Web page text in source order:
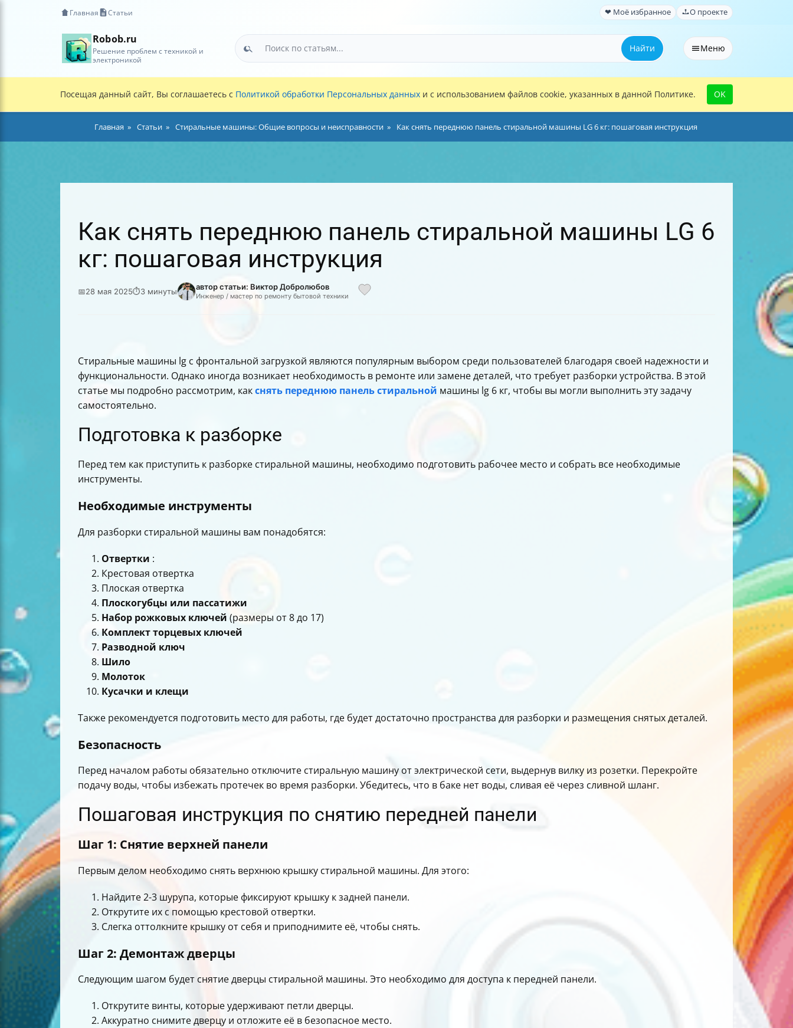
Главная Статьи ❤ Моё избранное О проекте
Robob.ru
Решение проблем с техникой и
электроникой
Найти Меню
Посещая данный сайт, Вы соглашаетесь с Политикой обработки Персональных данных и с использованием файлов cookie, указанных в данной Политике. OK
Главная Статьи Стиральные машины: Общие вопросы и неисправности Как снять переднюю панель стиральной машины LG 6 кг: пошаговая инструкция
Как снять переднюю панель стиральной машины LG 6
кг: пошаговая инструкция
📅28 мая 2025⏱3 минуты автор статьи: Виктор Добролюбов
Инженер / мастер по ремонту бытовой техники
Стиральные машины lg с фронтальной загрузкой являются популярным выбором среди пользователей благодаря своей надежности и
функциональности. Однако иногда возникает необходимость в ремонте или замене деталей, что требует разборки устройства. В этой
статье мы подробно рассмотрим, какснять переднюю панель стиральной машины lg 6 кг, чтобы вы могли выполнить эту задачу
самостоятельно.
Подготовка к разборке
Перед тем как приступить к разборке стиральной машины, необходимо подготовить рабочее место и собрать все необходимые
инструменты.
Необходимые инструменты
Для разборки стиральной машины вам понадобятся:
Отвертки :
Крестовая отвертка
Плоская отвертка
Плоскогубцы или пассатижи
Набор рожковых ключей (размеры от 8 до 17)
Комплект торцевых ключей
Разводной ключ
Шило
Молоток
Кусачки и клещи
Также рекомендуется подготовить место для работы, где будет достаточно пространства для разборки и размещения снятых деталей.
Безопасность
Перед началом работы обязательно отключите стиральную машину от электрической сети, выдернув вилку из розетки. Перекройте
подачу воды, чтобы избежать протечек во время разборки. Убедитесь, что в баке нет воды, сливая её через сливной шланг.
Пошаговая инструкция по снятию передней панели
Шаг 1: Снятие верхней панели
Первым делом необходимо снять верхнюю крышку стиральной машины. Для этого:
Найдите 2-3 шурупа, которые фиксируют крышку к задней панели.
Открутите их с помощью крестовой отвертки.
Слегка оттолкните крышку от себя и приподнимите её, чтобы снять.
Шаг 2: Демонтаж дверцы
Следующим шагом будет снятие дверцы стиральной машины. Это необходимо для доступа к передней панели.
Открутите винты, которые удерживают петли дверцы.
Аккуратно снимите дверцу и отложите её в безопасное место.